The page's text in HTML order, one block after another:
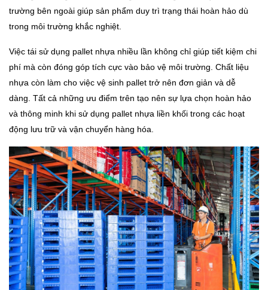
trường bên ngoài giúp sản phẩm duy trì trạng thái hoàn hảo dù
trong môi trường khắc nghiệt.
Việc tái sử dụng pallet nhựa nhiều lần không chỉ giúp tiết kiệm chi
phí mà còn đóng góp tích cực vào bảo vệ môi trường. Chất liệu
nhựa còn làm cho việc vệ sinh pallet trở nên đơn giản và dễ
dàng. Tất cả những ưu điểm trên tạo nên sự lựa chọn hoàn hảo
và thông minh khi sử dụng pallet nhựa liền khối trong các hoạt
động lưu trữ và vận chuyển hàng hóa.